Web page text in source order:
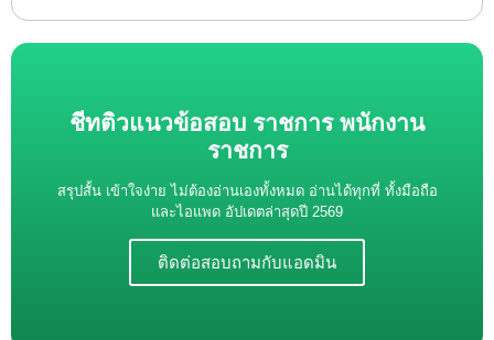
ชีทติวแนวข้อสอบ ราชการ พนักงาน
ราชการ
สรุปสั้น เข้าใจง่าย ไม่ต้องอ่านเองทั้งหมด อ่านได้ทุกที่ ทั้งมือถือ
และไอแพด อัปเดตล่าสุดปี 2569
ติดต่อสอบถามกับแอดมิน